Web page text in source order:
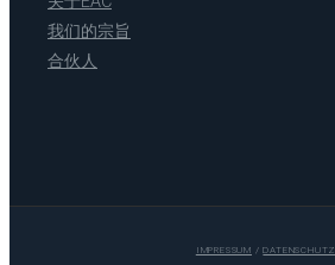
我们的宗旨
合伙人
IMPRESSUM /DATENSCHUTZ